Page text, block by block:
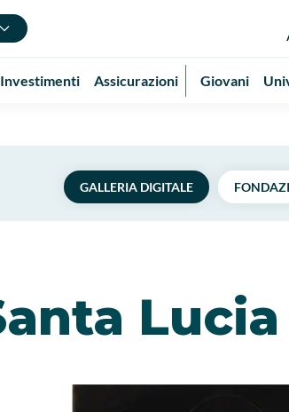
Investimenti Assicurazioni Giovani
GALLERIA DIGITALE